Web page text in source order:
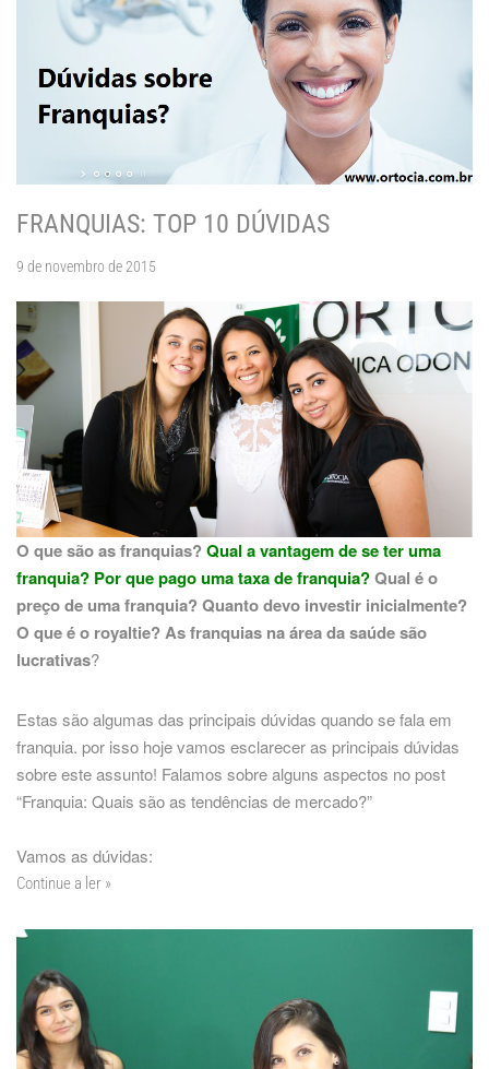
FRANQUIAS: TOP 10 DÚVIDAS
9 de novembro de 2015
O que são as franquias?Qual a vantagem de se ter uma
franquia? Por que pago uma taxa de franquia?Qual é o
preço de uma franquia? Quanto devo investir inicialmente?
O que é o royaltie? As franquias na área da saúde são
lucrativas?
Estas são algumas das principais dúvidas quando se fala em
franquia. por isso hoje vamos esclarecer as principais dúvidas
sobre este assunto! Falamos sobre alguns aspectos no post
“Franquia: Quais são as tendências de mercado?”
Vamos as dúvidas:
Continue a ler »